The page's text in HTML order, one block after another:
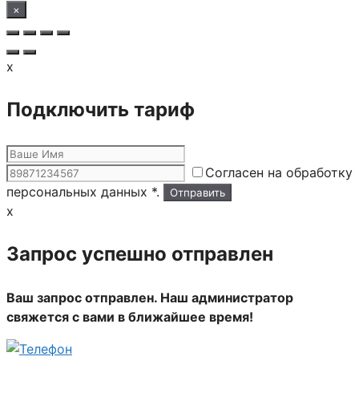
×
x
Подключить тариф
Согласен на обработку
персональных данных *.
x
Запрос успешно отправлен
Ваш запрос отправлен. Наш администратор
свяжется с вами в ближайшее время!